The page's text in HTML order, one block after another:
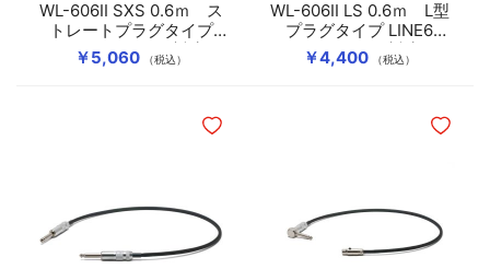
￥5,060 （税込）
WL-606II SXS 0.6ｍ ス
トレートプラグタイプ
SHURE GLXD16+対応
￥4,400 （税込）
WL-606II LS 0.6ｍ L型
プラグタイプ LINE6
G30/G70/G75対応
ほしいものリストに追加 ほしい